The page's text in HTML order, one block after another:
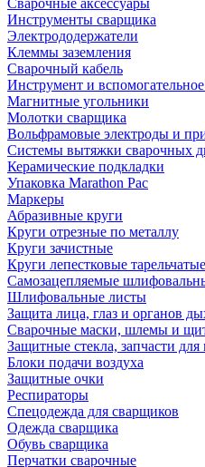
Сварочные аксессуары
Инструменты сварщика
Электрододержатели
Клеммы заземления
Сварочный кабель
Инструмент и
Магнитные угольники
Молотки сварщика
Вольфрамовые электроды и
Системы вытяжки сварочных
Керамические подкладки
Упаковка Marathon Pac
Маркеры
Абразивные круги
Круги отрезные по металлу
Круги зачистные
Круги лепестковые тарельчатые
Самозацепляемые
Шлифовальные листы
Защита лица, глаз и органов
Сварочные маски, шлемы и
Защитные стекла, запчасти для
Блоки подачи воздуха
Защитные очки
Респираторы
Спецодежда для сварщиков
Одежда сварщика
Обувь сварщика
Перчатки сварочные